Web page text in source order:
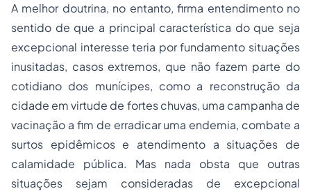
A melhor doutrina, no entanto, firma entendimento no
sentido de que a principal característica do que seja
excepcional interesse teria por fundamento situações
inusitadas, casos extremos, que não fazem parte do
cotidiano dos munícipes, como a reconstrução da
cidade em virtude de fortes chuvas, uma campanha de
vacinação a fim de erradicar uma endemia, combate a
surtos epidêmicos e atendimento a situações de
calamidade pública. Mas nada obsta que outras
situações sejam consideradas de excepcional